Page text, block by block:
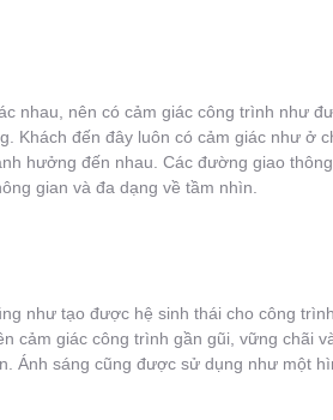
nhau, nên có cảm giác công trình như
Khách đến đây luôn có cảm giác như ở
hưởng đến nhau. Các đường giao
gian và đa dạng về tầm nhìn.
như tạo được hệ sinh thái cho công
cảm giác công trình gần gũi, vững chãi
Ánh sáng cũng được sử dụng như một